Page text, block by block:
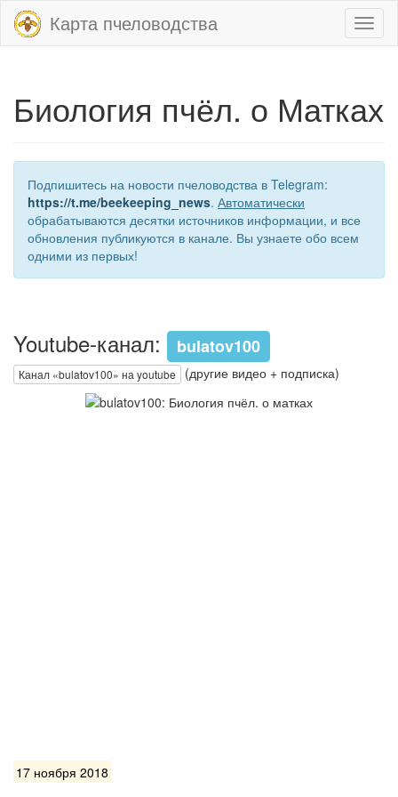
Карта пчеловодства
Биология пчёл. о Матках
Подпишитесь на новости пчеловодства в Telegram:
https://t.me/beekeeping_news. Автоматически
обрабатываются десятки источников информации, и все
обновления публикуются в канале. Вы узнаете обо всем
одними из первых!
Youtube-канал: bulatov100
Канал «bulatov100» на youtube (другие видео + подписка)
17 ноября 2018